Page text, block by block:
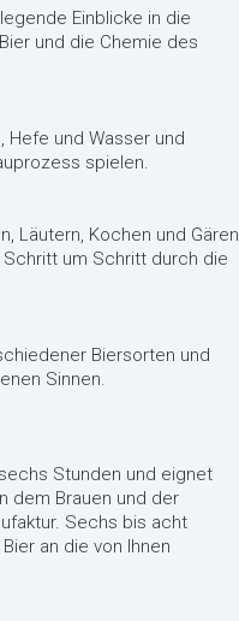
Einblicke in die
und die Chemie des
Hefe und Wasser und
spielen.
Läutern, Kochen und Gären
um Schritt durch die
Biersorten und
Sinnen.
Stunden und eignet
dem Brauen und der
Sechs bis acht
an die von Ihnen